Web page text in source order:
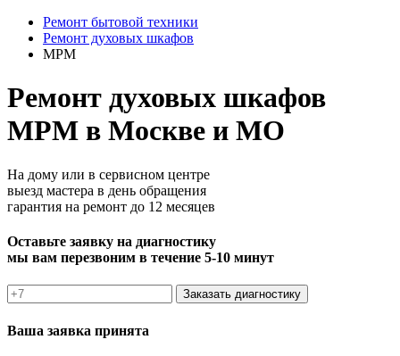
Ремонт бытовой техники
Ремонт духовых шкафов
MPM
Ремонт духовых шкафов
MPM в Москве и МО
На дому или в сервисном центре
выезд мастера в день обращения
гарантия на ремонт до 12 месяцев
Оставьте заявку на диагностику
мы вам перезвоним в течение 5-10 минут
Заказать диагностику
Ваша заявка принята